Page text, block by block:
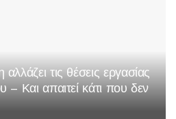
τις θέσεις εργασίας
– Και απαιτεί κάτι που δεν